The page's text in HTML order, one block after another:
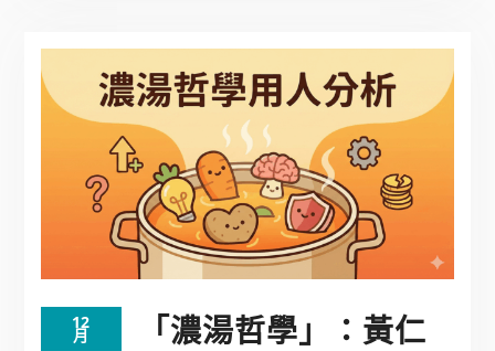
12
月
「濃湯哲學」：黃仁